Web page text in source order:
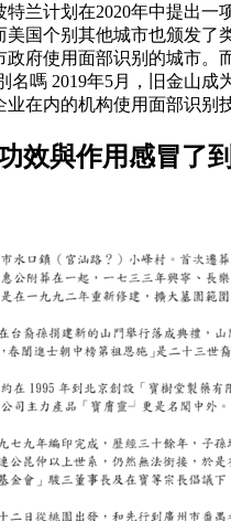
兰计划在2020年中提出
国个别其他城市也颁发了
府使用面部识别的城市
名嗎 2019年5月，旧金山
在内的机构使用面部识别
效與作用感冒了